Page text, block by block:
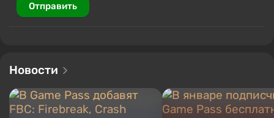
Отправить
Новости